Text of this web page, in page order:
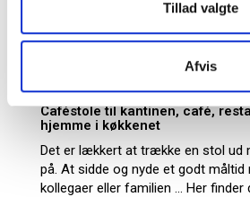
Tillad valgte
Afvis
af vores kunder købt til kantiner, cafeer,
kontoret, konferancestol eller til private
Caféstole til kantinen, café,
hjemme i køkkenet
Det er lækkert at trække en stol ud
på. At sidde og nyde et godt måltid
kollegaer eller familien ... Her